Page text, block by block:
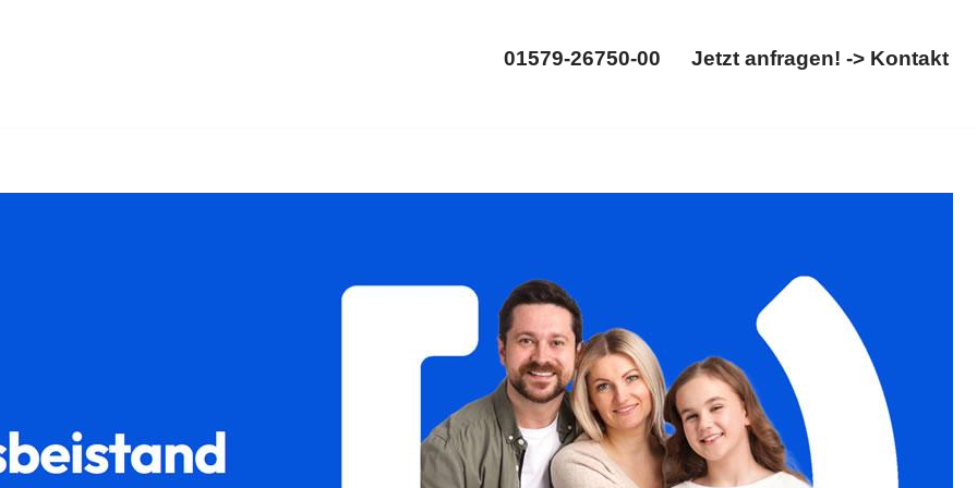
01579-26750-00 Jetzt anfragen! -> Kontakt